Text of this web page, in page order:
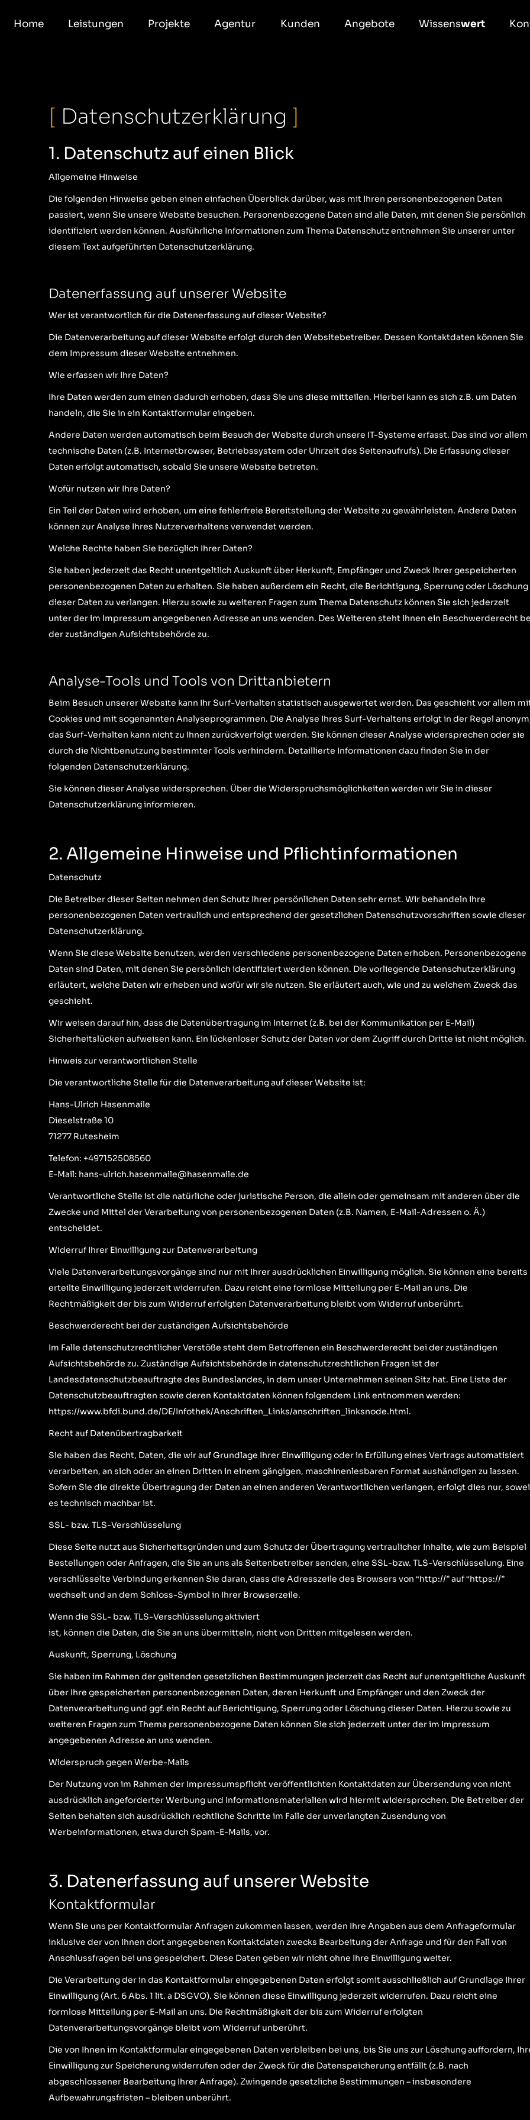
Home Leistungen Projekte Agentur Kunden Angebote Wissenswert
[ Datenschutzerklärung ]
1. Datenschutz auf einen Blick
Allgemeine Hinweise
Die folgenden Hinweise geben einen einfachen Überblick darüber, was mit Ihren personenbezogenen Daten
passiert, wenn Sie unsere Website besuchen. Personenbezogene Daten sind alle Daten, mit denen Sie persönlich
identifiziert werden können. Ausführliche Informationen zum Thema Datenschutz entnehmen Sie unserer unter
diesem Text aufgeführten Datenschutzerklärung.
Datenerfassung auf unserer Website
Wer ist verantwortlich für die Datenerfassung auf dieser Website?
Die Datenverarbeitung auf dieser Website erfolgt durch den Websitebetreiber. Dessen Kontaktdaten können Sie
dem Impressum dieser Website entnehmen.
Wie erfassen wir Ihre Daten?
Ihre Daten werden zum einen dadurch erhoben, dass Sie uns diese mitteilen. Hierbei kann es sich z.B. um Daten
handeln, die Sie in ein Kontaktformular eingeben.
Andere Daten werden automatisch beim Besuch der Website durch unsere IT-Systeme erfasst. Das sind vor allem
technische Daten (z.B. Internetbrowser, Betriebssystem oder Uhrzeit des Seitenaufrufs). Die Erfassung dieser
Daten erfolgt automatisch, sobald Sie unsere Website betreten.
Wofür nutzen wir Ihre Daten?
Ein Teil der Daten wird erhoben, um eine fehlerfreie Bereitstellung der Website zu gewährleisten. Andere Daten
können zur Analyse Ihres Nutzerverhaltens verwendet werden.
Welche Rechte haben Sie bezüglich Ihrer Daten?
Sie haben jederzeit das Recht unentgeltlich Auskunft über Herkunft, Empfänger und Zweck Ihrer gespeicherten
personenbezogenen Daten zu erhalten. Sie haben außerdem ein Recht, die Berichtigung, Sperrung oder Löschung
dieser Daten zu verlangen. Hierzu sowie zu weiteren Fragen zum Thema Datenschutz können Sie sich jederzeit
unter der im Impressum angegebenen Adresse an uns wenden. Des Weiteren steht Ihnen ein Beschwerderecht
der zuständigen Aufsichtsbehörde zu.
Analyse-Tools und Tools von Drittanbietern
Beim Besuch unserer Website kann Ihr Surf-Verhalten statistisch ausgewertet werden. Das geschieht vor allem
Cookies und mit sogenannten Analyseprogrammen. Die Analyse Ihres Surf-Verhaltens erfolgt in der Regel
das Surf-Verhalten kann nicht zu Ihnen zurückverfolgt werden. Sie können dieser Analyse widersprechen oder sie
durch die Nichtbenutzung bestimmter Tools verhindern. Detaillierte Informationen dazu finden Sie in der
folgenden Datenschutzerklärung.
Sie können dieser Analyse widersprechen. Über die Widerspruchsmöglichkeiten werden wir Sie in dieser
Datenschutzerklärung informieren.
2. Allgemeine Hinweise und Pflichtinformationen
Datenschutz
Die Betreiber dieser Seiten nehmen den Schutz Ihrer persönlichen Daten sehr ernst. Wir behandeln Ihre
personenbezogenen Daten vertraulich und entsprechend der gesetzlichen Datenschutzvorschriften sowie dieser
Datenschutzerklärung.
Wenn Sie diese Website benutzen, werden verschiedene personenbezogene Daten erhoben. Personenbezogene
Daten sind Daten, mit denen Sie persönlich identifiziert werden können. Die vorliegende Datenschutzerklärung
erläutert, welche Daten wir erheben und wofür wir sie nutzen. Sie erläutert auch, wie und zu welchem Zweck das
geschieht.
Wir weisen darauf hin, dass die Datenübertragung im Internet (z.B. bei der Kommunikation per E-Mail)
Sicherheitslücken aufweisen kann. Ein lückenloser Schutz der Daten vor dem Zugriff durch Dritte ist nicht möglich.
Hinweis zur verantwortlichen Stelle
Die verantwortliche Stelle für die Datenverarbeitung auf dieser Website ist:
Hans-Ulrich Hasenmaile
Dieselstraße 10
71277 Rutesheim
Telefon: +497152508560
E-Mail: hans-ulrich.hasenmaile@hasenmaile.de
Verantwortliche Stelle ist die natürliche oder juristische Person, die allein oder gemeinsam mit anderen über die
Zwecke und Mittel der Verarbeitung von personenbezogenen Daten (z.B. Namen, E-Mail-Adressen o. Ä.)
entscheidet.
Widerruf Ihrer Einwilligung zur Datenverarbeitung
Viele Datenverarbeitungsvorgänge sind nur mit Ihrer ausdrücklichen Einwilligung möglich. Sie können eine bereits
erteilte Einwilligung jederzeit widerrufen. Dazu reicht eine formlose Mitteilung per E-Mail an uns. Die
Rechtmäßigkeit der bis zum Widerruf erfolgten Datenverarbeitung bleibt vom Widerruf unberührt.
Beschwerderecht bei der zuständigen Aufsichtsbehörde
Im Falle datenschutzrechtlicher Verstöße steht dem Betroffenen ein Beschwerderecht bei der zuständigen
Aufsichtsbehörde zu. Zuständige Aufsichtsbehörde in datenschutzrechtlichen Fragen ist der
Landesdatenschutzbeauftragte des Bundeslandes, in dem unser Unternehmen seinen Sitz hat. Eine Liste der
Datenschutzbeauftragten sowie deren Kontaktdaten können folgendem Link entnommen werden:
https://www.bfdi.bund.de/DE/Infothek/Anschriften_Links/anschriften_linksnode.html.
Recht auf Datenübertragbarkeit
Sie haben das Recht, Daten, die wir auf Grundlage Ihrer Einwilligung oder in Erfüllung eines Vertrags automatisiert
verarbeiten, an sich oder an einen Dritten in einem gängigen, maschinenlesbaren Format aushändigen zu lassen.
Sofern Sie die direkte Übertragung der Daten an einen anderen Verantwortlichen verlangen, erfolgt dies nur,
es technisch machbar ist.
SSL- bzw. TLS-Verschlüsselung
Diese Seite nutzt aus Sicherheitsgründen und zum Schutz der Übertragung vertraulicher Inhalte, wie zum Beispiel
Bestellungen oder Anfragen, die Sie an uns als Seitenbetreiber senden, eine SSL-bzw. TLS-Verschlüsselung. Eine
verschlüsselte Verbindung erkennen Sie daran, dass die Adresszeile des Browsers von “http://” auf “https://”
wechselt und an dem Schloss-Symbol in Ihrer Browserzeile.
Wenn die SSL- bzw. TLS-Verschlüsselung aktiviert
ist, können die Daten, die Sie an uns übermitteln, nicht von Dritten mitgelesen werden.
Auskunft, Sperrung, Löschung
Sie haben im Rahmen der geltenden gesetzlichen Bestimmungen jederzeit das Recht auf unentgeltliche Auskunft
über Ihre gespeicherten personenbezogenen Daten, deren Herkunft und Empfänger und den Zweck der
Datenverarbeitung und ggf. ein Recht auf Berichtigung, Sperrung oder Löschung dieser Daten. Hierzu sowie zu
weiteren Fragen zum Thema personenbezogene Daten können Sie sich jederzeit unter der im Impressum
angegebenen Adresse an uns wenden.
Widerspruch gegen Werbe-Mails
Der Nutzung von im Rahmen der Impressumspflichtveröffentlichten Kontaktdaten zur Übersendung von nicht
ausdrücklich angeforderter Werbung und Informationsmaterialien wird hiermit widersprochen. Die Betreiber der
Seiten behalten sich ausdrücklich rechtliche Schritte im Falle der unverlangten Zusendung von
Werbeinformationen, etwa durch Spam-E-Mails, vor.
3. Datenerfassung auf unserer Website
Kontaktformular
Wenn Sie uns per Kontaktformular Anfragen zukommen lassen, werden Ihre Angaben aus dem Anfrageformular
inklusive der von Ihnen dort angegebenen Kontaktdaten zwecks Bearbeitung der Anfrage und für den Fall von
Anschlussfragen bei uns gespeichert. Diese Daten geben wir nicht ohne Ihre Einwilligung weiter.
Die Verarbeitung der in das Kontaktformular eingegebenen Daten erfolgt somit ausschließlich auf Grundlage Ihrer
Einwilligung (Art. 6 Abs. 1 lit. a DSGVO). Sie können diese Einwilligung jederzeit widerrufen. Dazu reicht eine
formlose Mitteilung per E-Mail an uns. Die Rechtmäßigkeit der bis zum Widerruf erfolgten
Datenverarbeitungsvorgänge bleibt vom Widerruf unberührt.
Die von Ihnen im Kontaktformular eingegebenen Daten verbleiben bei uns, bis Sie uns zur Löschung auffordern,
Einwilligung zur Speicherung widerrufen oder der Zweck für die Datenspeicherung entfällt (z.B. nach
abgeschlossener Bearbeitung Ihrer Anfrage). Zwingende gesetzliche Bestimmungen – insbesondere
Aufbewahrungsfristen – bleiben unberührt.